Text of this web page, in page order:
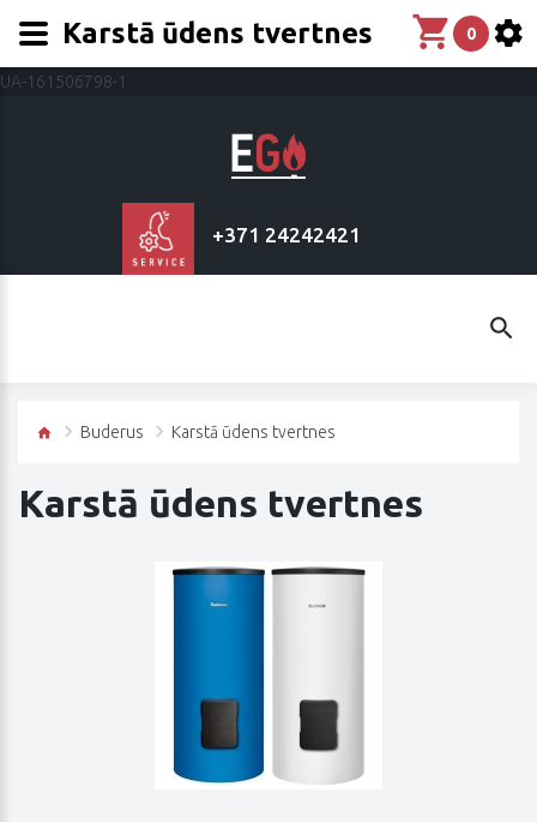
UA-161506798-1
+371 24242421
0
Buderus Karstā ūdens tvertnes
Karstā ūdens tvertnes
Karstā ūdens tvertnes